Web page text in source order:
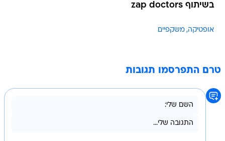
בשיתוף zap doctors
אופטיקה משקפיים
טרם התפרסמו תגובות